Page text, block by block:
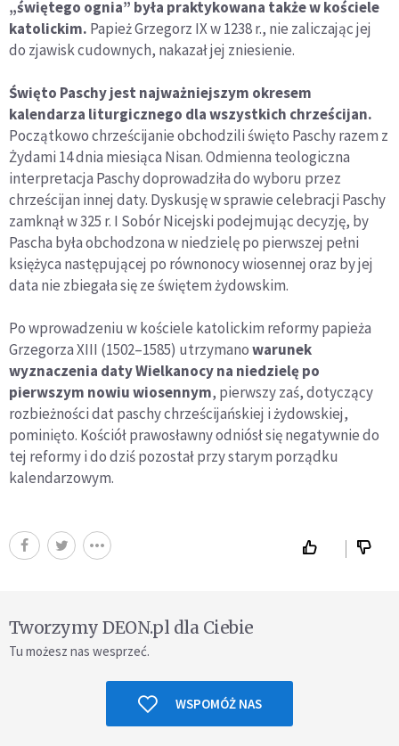
„świętego ognia” była praktykowana także w kościele
katolickim. Papież Grzegorz IX w 1238 r., nie zaliczając jej
do zjawisk cudownych, nakazał jej zniesienie.
Święto Paschy jest najważniejszym okresem
kalendarza liturgicznego dla wszystkich chrześcijan.
Początkowo chrześcijanie obchodzili święto Paschy razem z
Żydami 14 dnia miesiąca Nisan. Odmienna teologiczna
interpretacja Paschy doprowadziła do wyboru przez
chrześcijan innej daty. Dyskusję w sprawie celebracji Paschy
zamknął w 325 r. I Sobór Nicejski podejmując decyzję, by
Pascha była obchodzona w niedzielę po pierwszej pełni
księżyca następującej po równonocy wiosennej oraz by jej
data nie zbiegała się ze świętem żydowskim.
Po wprowadzeniu w kościele katolickim reformy papieża
Grzegorza XIII (1502–1585) utrzymanowarunek
wyznaczenia daty Wielkanocy na niedzielę po
pierwszym nowiu wiosennym, pierwszy zaś, dotyczący
rozbieżności dat paschy chrześcijańskiej i żydowskiej,
pominięto. Kościół prawosławny odniósł się negatywnie do
tej reformy i do dziś pozostał przy starym porządku
kalendarzowym.
Tworzymy DEON.pl dla Ciebie
Tu możesz nas wesprzeć.
WSPOMÓŻ NAS